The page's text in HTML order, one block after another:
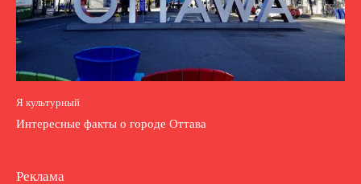
Я культурный
Интересные факты о городе Оттава
Реклама